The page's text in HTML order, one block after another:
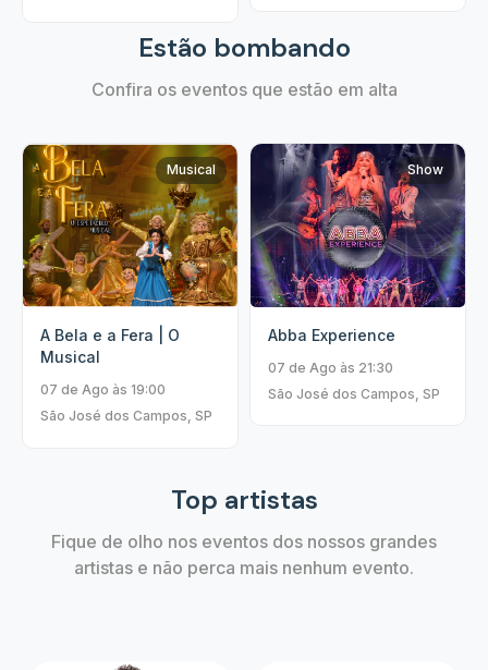
Estão bombando
Confira os eventos que estão em alta
Musical
A Bela e a Fera | O
Musical
07 de Ago às 19:00
São José dos Campos, SP
Show
Abba Experience
07 de Ago às 21:30
São José dos Campos, SP
Top artistas
Fique de olho nos eventos dos nossos grandes
artistas e não perca mais nenhum evento.